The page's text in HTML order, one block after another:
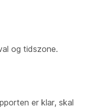
og tidszone.
er klar, skal